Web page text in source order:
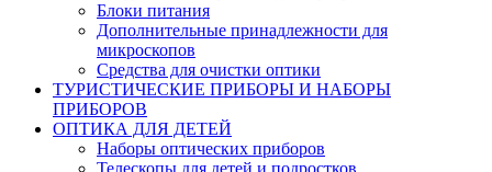
Блоки питания
Дополнительные принадлежности для
микроскопов
Средства для очистки оптики
ТУРИСТИЧЕСКИЕ ПРИБОРЫ И НАБОРЫ
ПРИБОРОВ
ОПТИКА ДЛЯ ДЕТЕЙ
Наборы оптических приборов
Телескопы для детей и подростков